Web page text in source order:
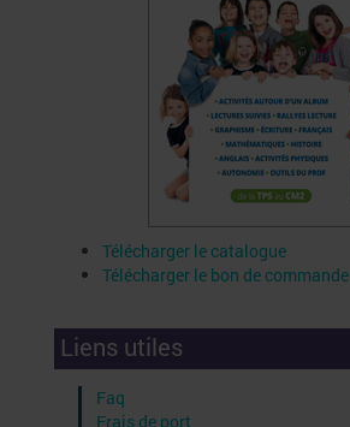
Télécharger le catalogue
Télécharger le bon de commande
Liens utiles
Faq
Frais de port